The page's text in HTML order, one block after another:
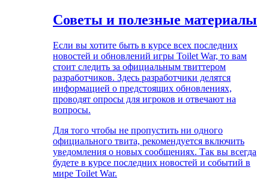
Советы и полезные материалы
Если вы хотите быть в курсе всех последних
новостей и обновлений игры Toilet War, то вам
стоит следить за официальным твиттером
разработчиков. Здесь разработчики делятся
информацией о предстоящих обновлениях,
проводят опросы для игроков и отвечают на
вопросы.
Для того чтобы не пропустить ни одного
официального твита, рекомендуется включить
уведомления о новых сообщениях. Так вы всегда
будете в курсе последних новостей и событий в
мире Toilet War.